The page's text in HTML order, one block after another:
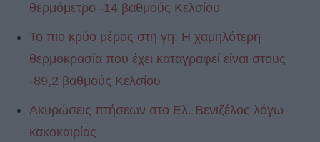
θερμόμετρο -14 βαθμούς Κελσίου
Το πιο κρύο μέρος στη γη: Η χαμηλότερη
θερμοκρασία που έχει καταγραφεί είναι στους
-89,2 βαθμούς Κελσίου
Ακυρώσεις πτήσεων στο Ελ. Βενιζέλος λόγω
κακοκαιρίας